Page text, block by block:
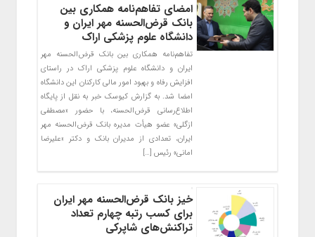
امضای تفاهم‌نامه همکاری بین
بانک قرض‌الحسنه مهر ایران و
دانشگاه علوم پزشکی اراک
تفاهم‌نامه همکاری بین بانک قرض‌الحسنه مهر
ایران و دانشگاه علوم پزشکی اراک در راستای
افزایش رفاه و بهبود امور مالی کارکنان این دانشگاه
امضا شد. به گزارش کیوسک خبر به نقل از پایگاه
اطلاع‌رسانی قرض‌الحسنه، با حضور «مصطفی
ازگلی» عضو هیأت مدیره بانک قرض‌الحسنه مهر
ایران، تعدادی از مدیران بانک و دکتر «علیرضا
امانی» رئیس […]
خیز بانک قرض‌الحسنه مهر ایران
برای کسب رتبه چهارم تعداد
تراکنش‌های شاپرکی